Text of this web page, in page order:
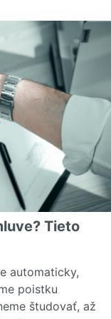
Tieto
automaticky,
poistku
študovať, až